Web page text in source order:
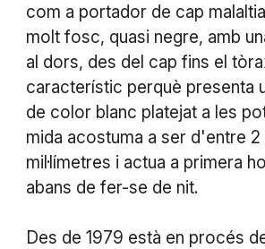
com a portador de cap
molt fosc, quasi negre, amb
al dors, des del cap fins el
característic perquè presenta
de color blanc platejat a les
mida acostuma a ser d'entre 2
mil·límetres i actua a primera
abans de fer-se de nit.
Des de 1979 està en procés